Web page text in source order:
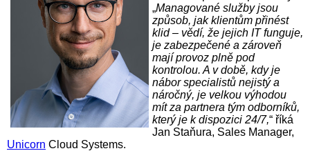
„Managované služby jsou
způsob, jak klientům přinést
klid – vědí, že jejich IT funguje,
je zabezpečené a zároveň
mají provoz plně pod
kontrolou. A v době, kdy je
nábor specialistů nejistý a
náročný, je velkou výhodou
mít za partnera tým odborníků,
který je k dispozici 24/7,“ říká
Jan Staňura, Sales Manager,
Unicorn Cloud Systems.